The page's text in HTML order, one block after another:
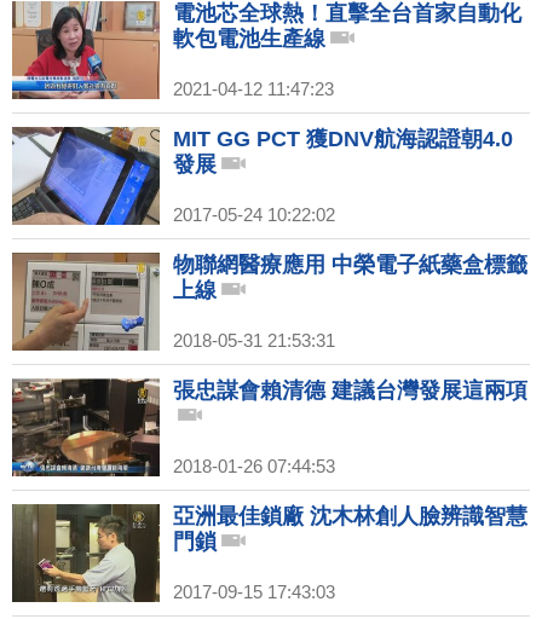
電池芯全球熱！直擊全台首家自動化
軟包電池生產線
2021-04-12 11:47:23
MIT GG PCT 獲DNV航海認證朝4.0
發展
2017-05-24 10:22:02
物聯網醫療應用 中榮電子紙藥盒標籤
上線
2018-05-31 21:53:31
張忠謀會賴清德 建議台灣發展這兩項
2018-01-26 07:44:53
亞洲最佳鎖廠 沈木林創人臉辨識智慧
門鎖
2017-09-15 17:43:03